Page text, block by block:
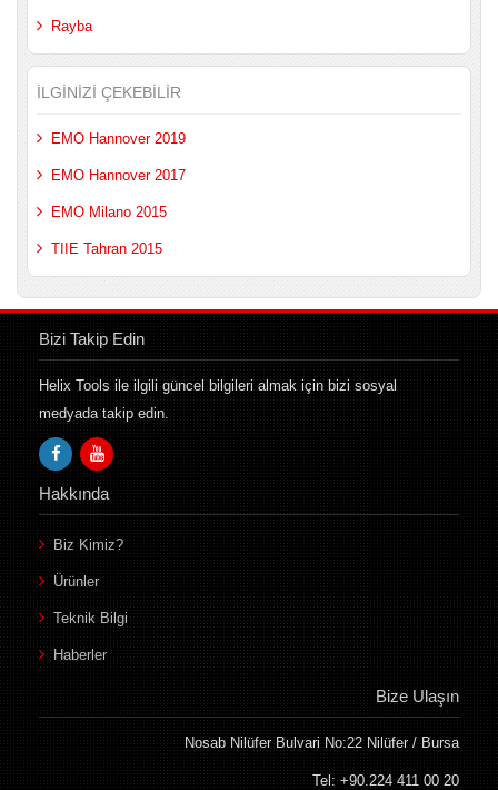
Rayba
İLGINIZI ÇEKEBILIR
EMO Hannover 2019
EMO Hannover 2017
EMO Milano 2015
TIIE Tahran 2015
Bizi Takip Edin
Helix Tools ile ilgili güncel bilgileri almak için bizi sosyal
medyada takip edin.
Hakkında
Biz Kimiz?
Ürünler
Teknik Bilgi
Haberler
Bize Ulaşın
Nosab Nilüfer Bulvari No:22 Nilüfer / Bursa
Tel: +90.224 411 00 20